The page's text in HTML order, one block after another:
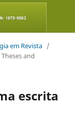
em Revista /
and
escrita